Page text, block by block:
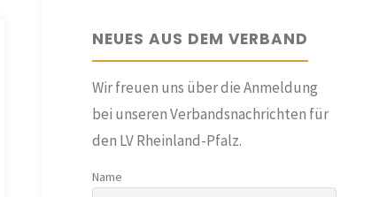
NEUES AUS DEM VERBAND
Wir freuen uns über die Anmeldung
bei unseren Verbandsnachrichten für
den LV Rheinland-Pfalz.
Name